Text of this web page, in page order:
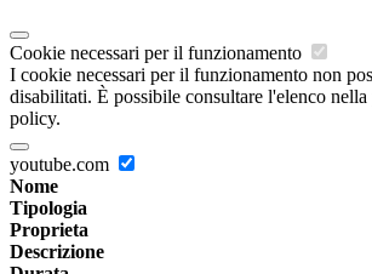
Cookie necessari per il funzionamento
I cookie necessari per il funzionamento non
disabilitati. È possibile consultare l'elenco
policy.
youtube.com
Nome
Tipologia
Proprieta
Descrizione